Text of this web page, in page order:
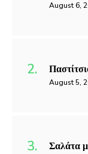
August 6,
August 5,
Σαλάτα